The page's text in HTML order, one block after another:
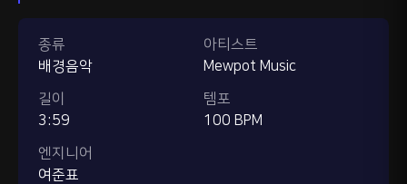
종류
배경음악
길이
3:59
엔지니어
여준표
아티스트
Mewpot Music
템포
100 BPM